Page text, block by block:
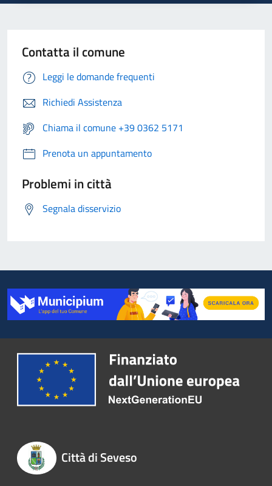
Contatta il comune
Leggi le domande frequenti
Richiedi Assistenza
Chiama il comune +39 0362 5171
Prenota un appuntamento
Problemi in città
Segnala disservizio
Città di Seveso